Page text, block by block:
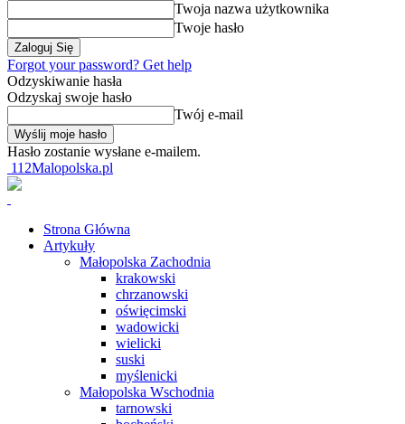
Twoja nazwa użytkownika
Twoje hasło
Forgot your password? Get help
Odzyskiwanie hasła
Odzyskaj swoje hasło
Twój e-mail
Hasło zostanie wysłane e-mailem.
112Malopolska.pl
Strona Główna
Artykuły
Małopolska Zachodnia
krakowski
chrzanowski
oświęcimski
wadowicki
wielicki
suski
myślenicki
Małopolska Wschodnia
tarnowski